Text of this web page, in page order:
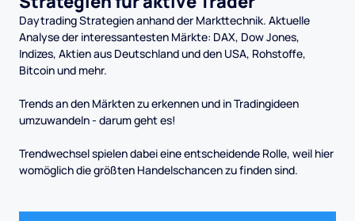
Daytrading Strategien anhand der Markttechnik. Aktuelle
Analyse der interessantesten Märkte: DAX, Dow Jones,
Indizes, Aktien aus Deutschland und den USA, Rohstoffe,
Bitcoin und mehr.
Trends an den Märkten zu erkennen und in Tradingideen
umzuwandeln - darum geht es!
Trendwechsel spielen dabei eine entscheidende Rolle, weil hier
womöglich die größten Handelschancen zu finden sind.